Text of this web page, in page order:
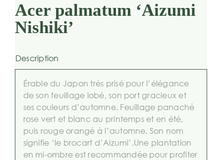
Acer palmatum ‘Aizumi
Nishiki’
Description
Érable du Japon très prisé pour l’élégance
de son feuillage lobé, son port gracieux et
ses couleurs d’automne. Feuillage panaché
rose vert et blanc au printemps et en été,
puis rouge orangé à l’automne. Son nom
signifie ‘le brocart d’Aizumi’.Une plantation
en mi-ombre est recommandée pour profiter